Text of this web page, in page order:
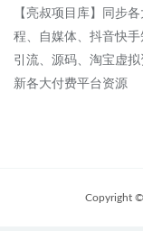
【亮叔项目库】同步
程、自媒体、抖音快
引流、源码、淘宝虚
新各大付费平台资源
Copyright